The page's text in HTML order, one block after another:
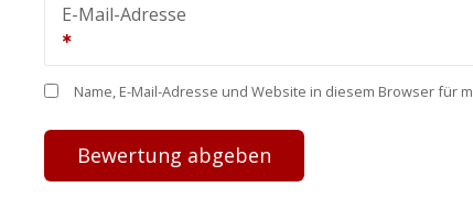
E-Mail-Adresse
Name, E-Mail-Adresse und Website in diesem Browser für